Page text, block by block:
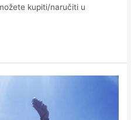
kupiti/naručiti u